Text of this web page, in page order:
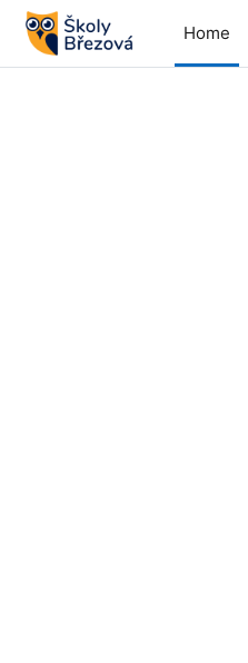
Skip to main content
Home